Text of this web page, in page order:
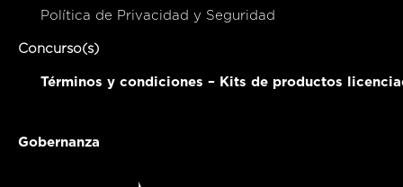
Política de Privacidad y Seguridad
Concurso(s)
Términos y condiciones – Kits de productos
Gobernanza